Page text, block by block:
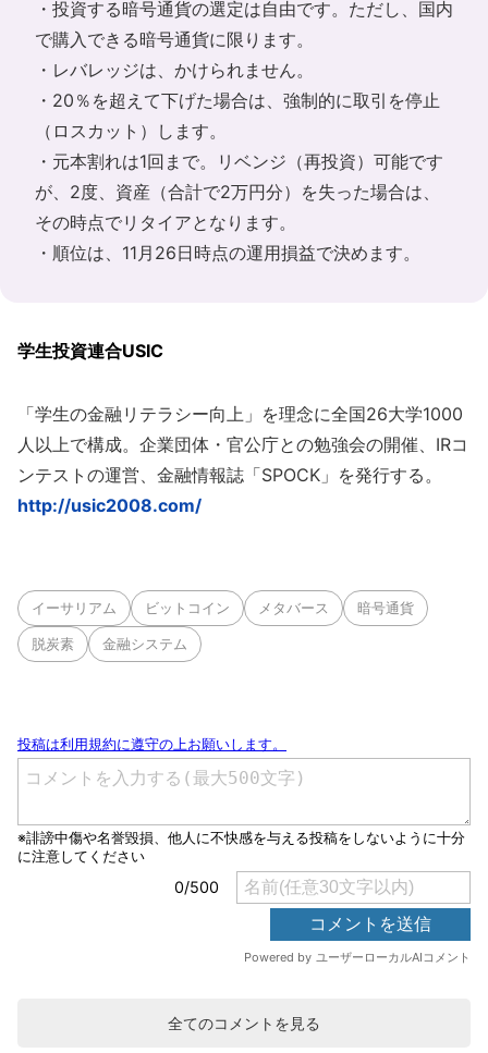
・投資する暗号通貨の選定は自由です。ただし、国内
で購入できる暗号通貨に限ります。
・レバレッジは、かけられません。
・20％を超えて下げた場合は、強制的に取引を停止
（ロスカット）します。
・元本割れは1回まで。リベンジ（再投資）可能です
が、2度、資産（合計で2万円分）を失った場合は、
その時点でリタイアとなります。
・順位は、11月26日時点の運用損益で決めます。
学生投資連合USIC
「学生の金融リテラシー向上」を理念に全国26大学1000
人以上で構成。企業団体・官公庁との勉強会の開催、IRコ
ンテストの運営、金融情報誌「SPOCK」を発行する。
http://usic2008.com/
イーサリアム ビットコイン メタバース 暗号通貨
脱炭素 金融システム
全てのコメントを見る